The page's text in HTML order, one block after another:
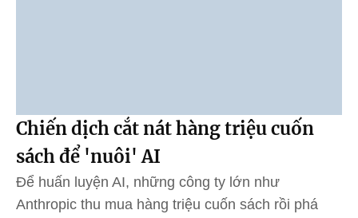
Chiến dịch cắt nát hàng triệu cuốn
sách để 'nuôi' AI
Để huấn luyện AI, những công ty lớn như
Anthropic thu mua hàng triệu cuốn sách rồi phá